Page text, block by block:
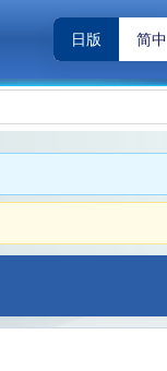
日版 简中